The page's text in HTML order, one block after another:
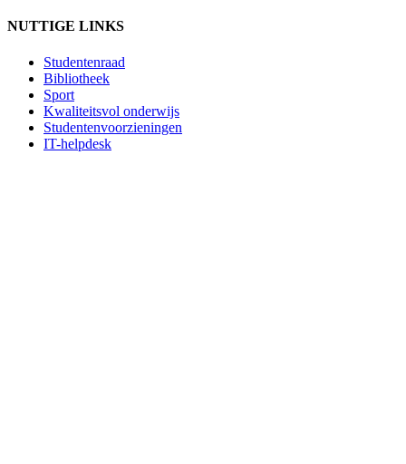
NUTTIGE LINKS
Studentenraad
Bibliotheek
Sport
Kwaliteitsvol onderwijs
Studentenvoorzieningen
IT-helpdesk